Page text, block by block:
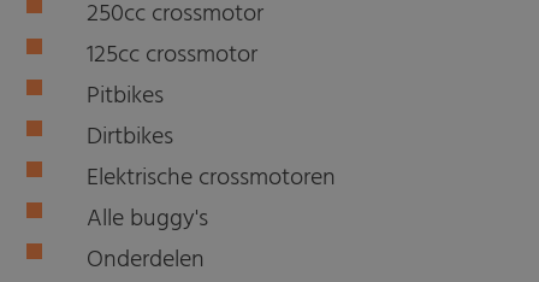
250cc crossmotor
125cc crossmotor
Pitbikes
Dirtbikes
Elektrische crossmotoren
Alle buggy's
Onderdelen